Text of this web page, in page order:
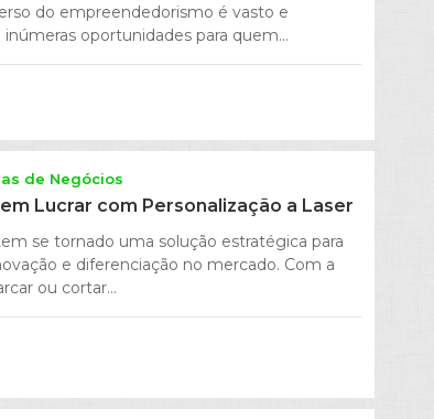
do empreendedorismo é vasto e
oportunidades para quem...
de Negócios
Lucrar com Personalização a Laser
se tornado uma solução estratégica para
e diferenciação no mercado. Com a
ou cortar...